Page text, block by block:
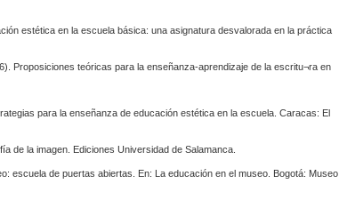
estética en la escuela básica: una asignatura desvalorada en la práctica
Proposiciones teóricas para la enseñanza-aprendizaje de la escritu¬ra en
para la enseñanza de educación estética en la escuela. Caracas: El
de la imagen. Ediciones Universidad de Salamanca.
escuela de puertas abiertas. En: La educación en el museo. Bogotá: Museo